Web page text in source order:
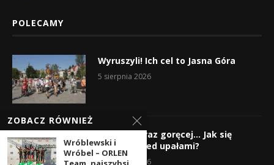
POLECAMY
Wyruszyli! Ich cel to Jasna Góra
5 sierpnia 2026
Gorąco, coraz goręcej… Jak się
chronić przed upałami?
4 sierpnia 2026
ZOBACZ RÓWNIEŻ
Wróblewski i
Wróbel – ORLEN